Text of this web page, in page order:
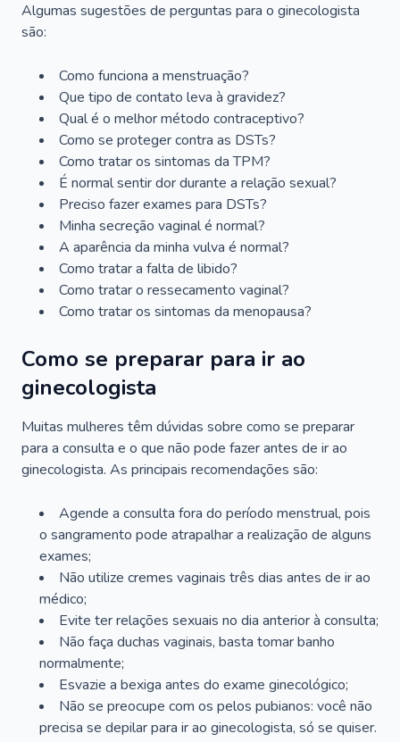
Algumas sugestões de perguntas para o ginecologista
são:
Como funciona a menstruação?
Que tipo de contato leva à gravidez?
Qual é o melhor método contraceptivo?
Como se proteger contra as DSTs?
Como tratar os sintomas da TPM?
É normal sentir dor durante a relação sexual?
Preciso fazer exames para DSTs?
Minha secreção vaginal é normal?
A aparência da minha vulva é normal?
Como tratar a falta de libido?
Como tratar o ressecamento vaginal?
Como tratar os sintomas da menopausa?
Como se preparar para ir ao
ginecologista
Muitas mulheres têm dúvidas sobre como se preparar
para a consulta e o que não pode fazer antes de ir ao
ginecologista. As principais recomendações são:
Agende a consulta fora do período menstrual, pois
o sangramento pode atrapalhar a realização de alguns
exames;
Não utilize cremes vaginais três dias antes de ir ao
médico;
Evite ter relações sexuais no dia anterior à consulta;
Não faça duchas vaginais, basta tomar banho
normalmente;
Esvazie a bexiga antes do exame ginecológico;
Não se preocupe com os pelos pubianos: você não
precisa se depilar para ir ao ginecologista, só se quiser.